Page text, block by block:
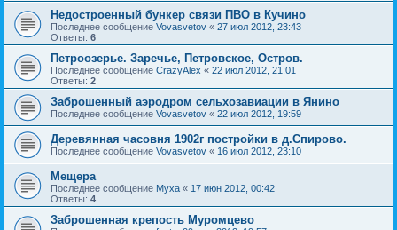
Недостроенный бункер связи ПВО в Кучино
Последнее сообщение Vovasvetov « 27 июл 2012, 23:43
Ответы: 6
Петроозерье. Заречье, Петровское, Остров.
Последнее сообщение CrazyAlex « 22 июл 2012, 21:01
Ответы: 2
Заброшенный аэродром сельхозавиации в Янино
Последнее сообщение Vovasvetov « 22 июл 2012, 19:59
Деревянная часовня 1902г постройки в д.Спирово.
Последнее сообщение Vovasvetov « 16 июл 2012, 23:10
Мещера
Последнее сообщение Myxa « 17 июн 2012, 00:42
Ответы: 4
Заброшенная крепость Муромцево